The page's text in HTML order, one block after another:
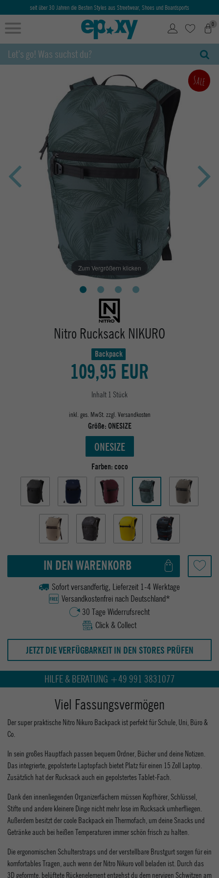
seit über 30 Jahren die Besten Styles aus Streetwear, Shoes und Boardsports
0
Zum Vergrößern klicken
Sale
Nitro Rucksack NIKURO
Backpack
109,95 EUR
Inhalt 1 Stück
inkl. ges. MwSt. zzgl. Versandkosten
Größe:ONESIZE
ONESIZE
Farben:coco
IN DEN WARENKORB
Sofort versandfertig, Lieferzeit 1-4 Werktage
Versandkostenfrei nach Deutschland*
30 Tage Widerrufsrecht
Click & Collect
JETZT DIE VERFÜGBARKEIT IN DEN STORES PRÜFEN
HILFE & BERATUNG +49 991 3831077
Viel Fassungsvermögen
Der super praktische Nitro Nikuro Backpack ist perfekt für Schule, Uni, Büro &
Co.
In sein großes Hauptfach passen bequem Ordner, Bücher und deine Notizen.
Das integrierte, gepolsterte Laptopfach bietet Platz für einen 15 Zoll Laptop.
Zusätzlich hat der Rucksack auch ein gepolstertes Tablet-Fach.
Dank den innenliegenden Organizerfächern müssen Kopfhörer, Schlüssel,
Stifte und andere kleinere Dinge nicht mehr lose im Rucksack umherfliegen.
Außerdem besitzt der coole Backpack ein Thermofach, um deine Snacks und
Getränke auch bei heißen Temperaturen immer schön frisch zu halten.
Die ergonomischen Schulterstraps und der verstellbare Brustgurt sorgen für ein
komfortables Tragen, auch wenn der Nitro Nikuro voll beladen ist. Durch das
3D geformte, belüftete Rückenelement entgehst du dem nervigen Schwitzen am